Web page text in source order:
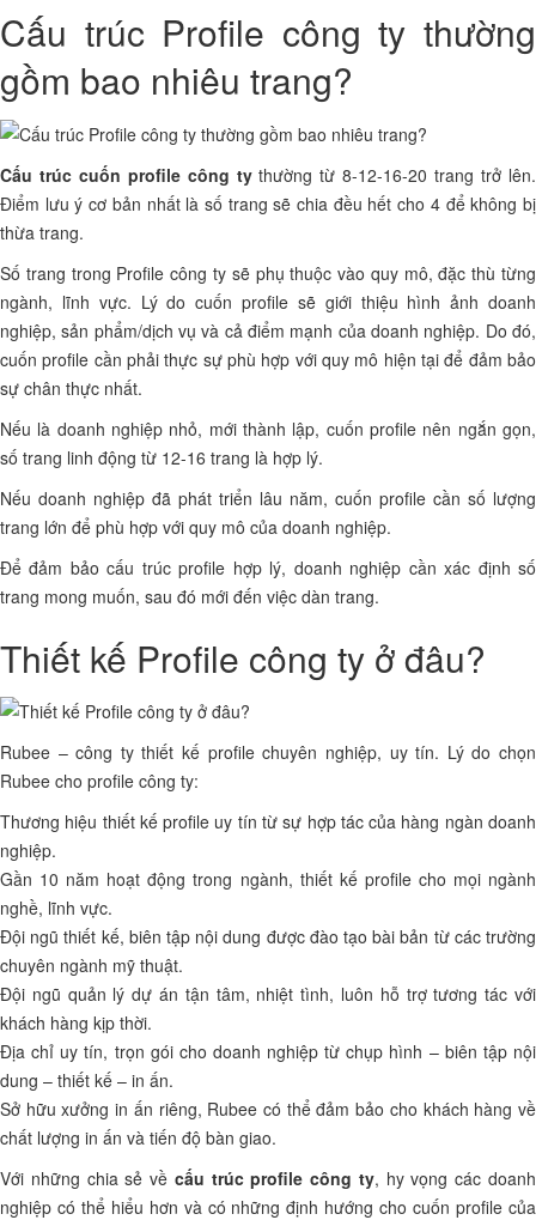
Cấu trúc Profile công ty thường
gồm bao nhiêu trang?
Cấu trúc cuốn profile công tythường từ 8-12-16-20 trang trở lên.
Điểm lưu ý cơ bản nhất là số trang sẽ chia đều hết cho 4 để không bị
thừa trang.
Số trang trong Profile công ty sẽ phụ thuộc vào quy mô, đặc thù từng
ngành, lĩnh vực. Lý do cuốn profile sẽ giới thiệu hình ảnh doanh
nghiệp, sản phẩm/dịch vụ và cả điểm mạnh của doanh nghiệp. Do đó,
cuốn profile cần phải thực sự phù hợp với quy mô hiện tại để đảm bảo
sự chân thực nhất.
Nếu là doanh nghiệp nhỏ, mới thành lập, cuốn profile nên ngắn gọn,
số trang linh động từ 12-16 trang là hợp lý.
Nếu doanh nghiệp đã phát triển lâu năm, cuốn profile cần số lượng
trang lớn để phù hợp với quy mô của doanh nghiệp.
Để đảm bảo cấu trúc profile hợp lý, doanh nghiệp cần xác định số
trang mong muốn, sau đó mới đến việc dàn trang.
Thiết kế Profile công ty ở đâu?
Rubee – công ty thiết kế profile chuyên nghiệp, uy tín. Lý do chọn
Rubee cho profile công ty:
Thương hiệu thiết kế profile uy tín từ sự hợp tác của hàng ngàn doanh
nghiệp.
Gần 10 năm hoạt động trong ngành, thiết kế profile cho mọi ngành
nghề, lĩnh vực.
Đội ngũ thiết kế, biên tập nội dung được đào tạo bài bản từ các trường
chuyên ngành mỹ thuật.
Đội ngũ quản lý dự án tận tâm, nhiệt tình, luôn hỗ trợ tương tác với
khách hàng kịp thời.
Địa chỉ uy tín, trọn gói cho doanh nghiệp từ chụp hình – biên tập nội
dung – thiết kế – in ấn.
Sở hữu xưởng in ấn riêng, Rubee có thể đảm bảo cho khách hàng về
chất lượng in ấn và tiến độ bàn giao.
Với những chia sẻ về cấu trúc profile công ty, hy vọng các doanh
nghiệp có thể hiểu hơn và có những định hướng cho cuốn profile của